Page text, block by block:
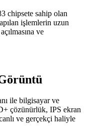
chipsete sahip olan
işlemlerin uzun
ve
ile bilgisayar ve
çözünürlük, IPS ekran
ve gerçekçi haliyle